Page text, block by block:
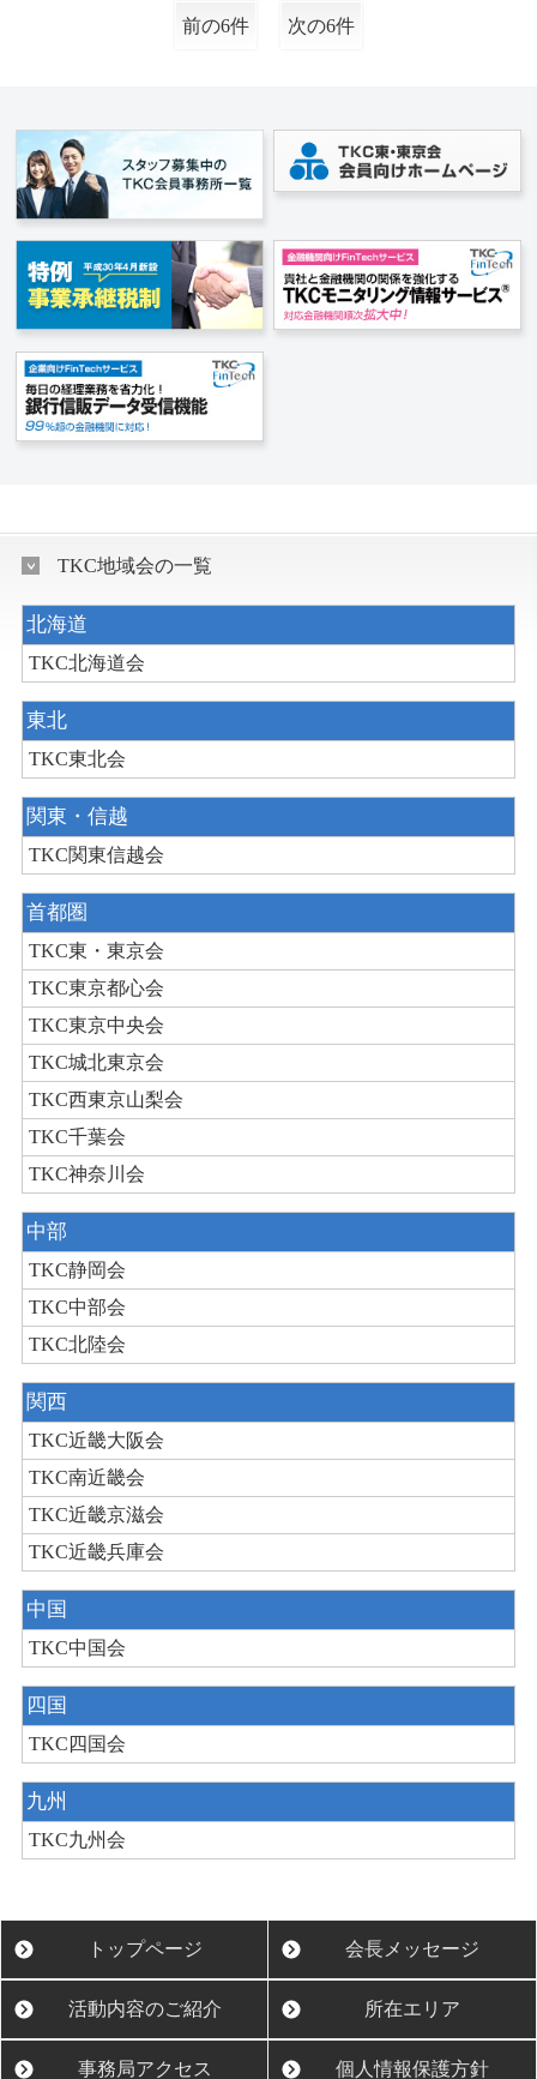
前の6件 次の6件
TKC地域会の一覧
北海道
TKC北海道会
東北
TKC東北会
関東・信越
TKC関東信越会
首都圏
TKC東・東京会
TKC東京都心会
TKC東京中央会
TKC城北東京会
TKC西東京山梨会
TKC千葉会
TKC神奈川会
中部
TKC静岡会
TKC中部会
TKC北陸会
関西
TKC近畿大阪会
TKC南近畿会
TKC近畿京滋会
TKC近畿兵庫会
中国
TKC中国会
四国
TKC四国会
九州
TKC九州会
トップページ 会長メッセージ
活動内容のご紹介 所在エリア
事務局アクセス 個人情報保護方針